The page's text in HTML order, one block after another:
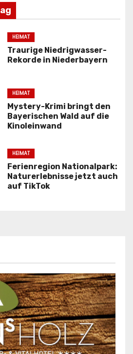
HEIMAT
Traurige Niedrigwasser-
Rekorde in Niederbayern
HEIMAT
Mystery-Krimi bringt den
Bayerischen Wald auf die
Kinoleinwand
HEIMAT
Ferienregion Nationalpark:
Naturerlebnisse jetzt auch
auf TikTok